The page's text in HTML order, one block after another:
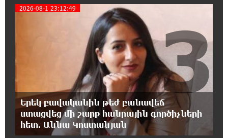
գալիս հայտարարությամբ
16:09:42 6-08-2026
Moody’s-ը IDBank-ի վարկանիշային
հեռանկարը փոխել է դրականի
15:24:13 6-08-2026
Վեհափառի անձնագրի մեջ գրված է՝
Գարեգին Բ․ նույնիսկ քննիչներն ու
դատախազներն են այդպես դիմում նրան՝ իրենց հավատից
ելնելով․ տեսանյութ
2026-08-1 23:12:49
Երեկ բավականին թեժ բանավեճ
ստացվեց մի շարք հանրային գործիչների
հետ. Աննա Կոստանյան
3